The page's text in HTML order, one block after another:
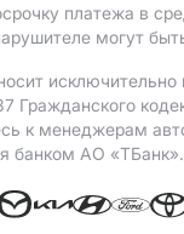
платежа в
могут
Гражданского
к менеджерам
банком АO «ТБанк».